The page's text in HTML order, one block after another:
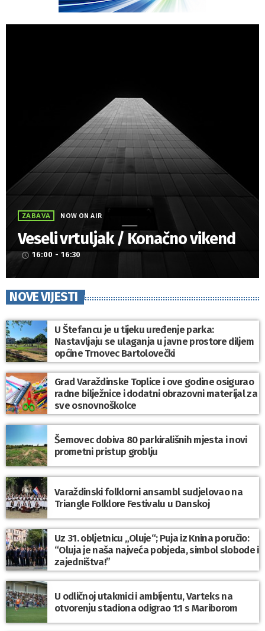
ZABAVA NOW ON AIR
Veseli vrtuljak / Konačno vikend
access_time 16:00 - 16:30
NOVE VIJESTI
U Štefancu je u tijeku uređenje parka:
Nastavljaju se ulaganja u javne prostore diljem
općine Trnovec Bartolovečki
Grad Varaždinske Toplice i ove godine osigurao
radne bilježnice i dodatni obrazovni materijal za
sve osnovnoškolce
Šemovec dobiva 80 parkirališnih mjesta i novi
prometni pristup groblju
Varaždinski folklorni ansambl sudjelovao na
Triangle Folklore Festivalu u Danskoj
Uz 31. obljetnicu „Oluje“; Puja iz Knina poručio:
“Oluja je naša najveća pobjeda, simbol slobode i
zajedništva!”
U odličnoj utakmici i ambijentu, Varteks na
otvorenju stadiona odigrao 1:1 s Mariborom